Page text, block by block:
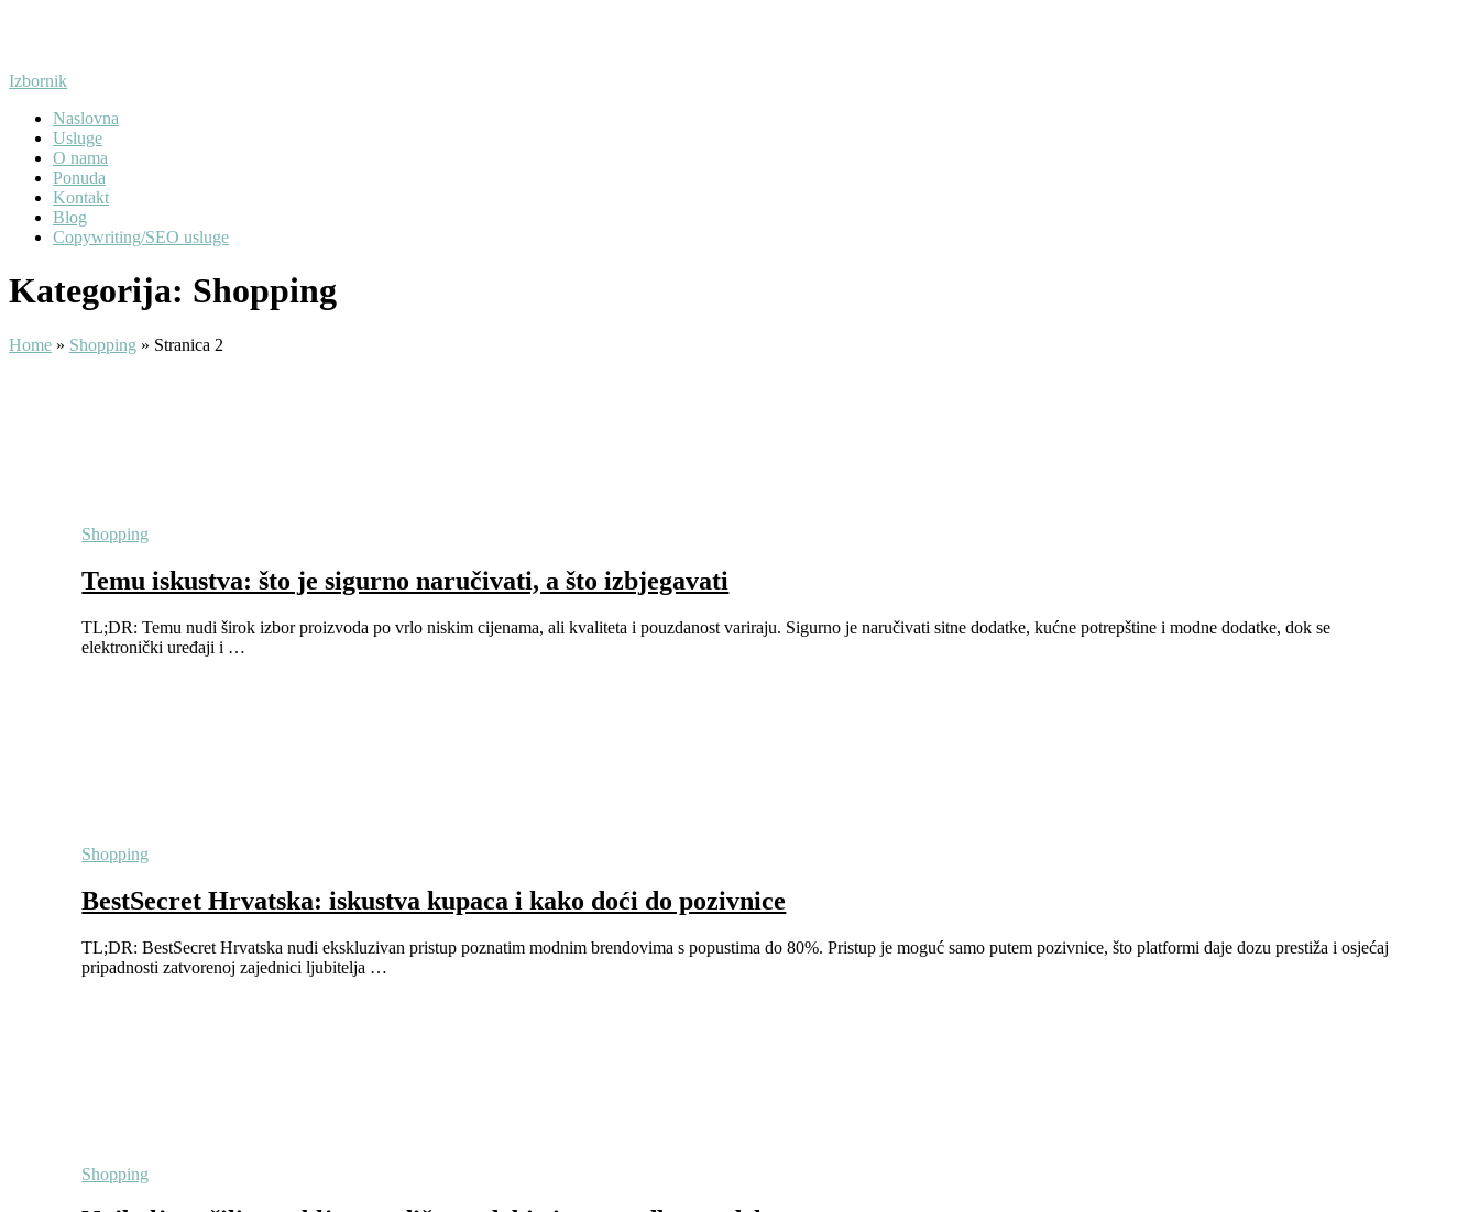
Izbornik
Naslovna
Usluge
O nama
Ponuda
Kontakt
Blog
Copywriting/SEO usluge
Kategorija: Shopping
Home » Shopping » Stranica 2
Shopping
Temu iskustva: što je sigurno naručivati, a što izbjegavati
TL;DR: Temu nudi širok izbor proizvoda po vrlo niskim cijenama, ali kvaliteta i pouzdanost variraju. Sigurno je naručivati sitne dodatke, kućne potrepštine i modne dodatke, dok se
elektronički uređaji i …
Shopping
BestSecret Hrvatska: iskustva kupaca i kako doći do pozivnice
TL;DR: BestSecret Hrvatska nudi ekskluzivan pristup poznatim modnim brendovima s popustima do 80%. Pristup je moguć samo putem pozivnice, što platformi daje dozu prestiža i osjećaj
pripadnosti zatvorenoj zajednici ljubitelja …
Shopping